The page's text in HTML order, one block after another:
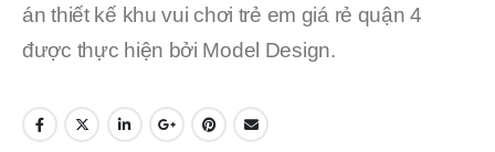
án thiết kế khu vui chơi trẻ em giá rẻ quận 4
được thực hiện bởi Model Design.